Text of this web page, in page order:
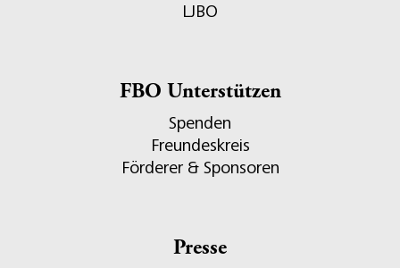
LJBO
FBO Unterstützen
Spenden
Freundeskreis
Förderer & Sponsoren
Presse